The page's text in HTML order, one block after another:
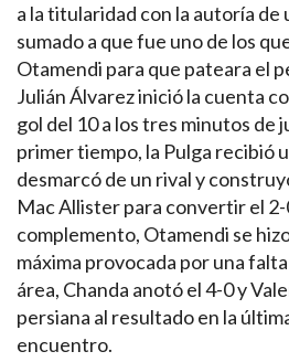
a la titularidad con la autoría de
sumado a que fue uno de los
Otamendi para que pateara el
Julián Álvarez inició la cuenta
gol del 10 a los tres minutos de
primer tiempo, la Pulga recibió
desmarcó de un rival y
Mac Allister para convertir el 2-
complemento, Otamendi se
máxima provocada por una
área, Chanda anotó el 4-0 y
persiana al resultado en la
encuentro.